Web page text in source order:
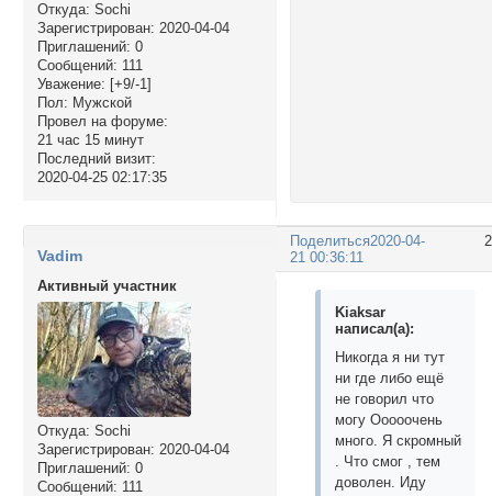
Откуда: Sochi
Зарегистрирован: 2020-04-04
Приглашений: 0
Сообщений: 111
Уважение: [+9/-1]
Пол: Мужской
Провел на форуме:
21 час 15 минут
Последний визит:
2020-04-25 02:17:35
Поделиться2020-04-
21 00:36:11
Vadim
Активный участник
Откуда: Sochi
Зарегистрирован: 2020-04-04
Приглашений: 0
Сообщений: 111
Kiaksar
написал(а):
Никогда я ни тут
ни где либо ещё
не говорил что
могу Ооооочень
много. Я скромный
. Что смог , тем
доволен. Иду